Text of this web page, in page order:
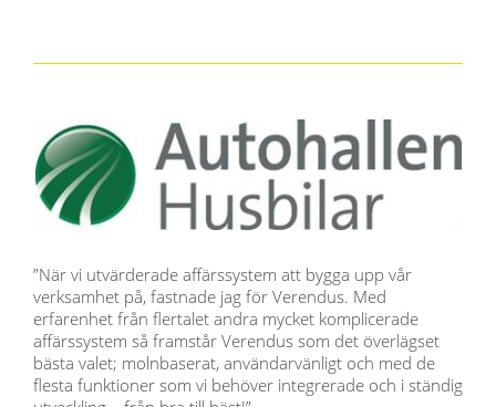
”När vi utvärderade affärssystem att bygga upp vår
verksamhet på, fastnade jag för Verendus. Med
erfarenhet från flertalet andra mycket komplicerade
affärssystem så framstår Verendus som det överlägset
bästa valet; molnbaserat, användarvänligt och med de
flesta funktioner som vi behöver integrerade och i ständig